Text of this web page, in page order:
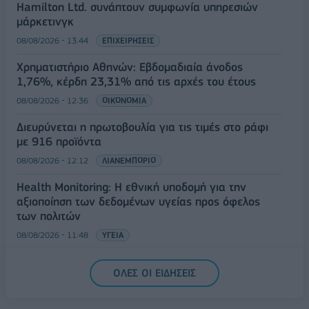
Hamilton Ltd. συνάπτουν συμφωνία υπηρεσιών
μάρκετινγκ
08/08/2026 - 13:44 ΕΠΙΧΕΙΡΗΣΕΙΣ
Χρηματιστήριο Αθηνών: Εβδομαδιαία άνοδος
1,76%, κέρδη 23,31% από τις αρχές του έτους
08/08/2026 - 12:36 ΟΙΚΟΝΟΜΙΑ
Διευρύνεται η πρωτοβουλία για τις τιμές στο ράφι
με 916 προϊόντα
08/08/2026 - 12:12 ΛΙΑΝΕΜΠΟΡΙΟ
Health Monitoring: Η εθνική υποδομή για την
αξιοποίηση των δεδομένων υγείας προς όφελος
των πολιτών
08/08/2026 - 11:48 ΥΓΕΙΑ
Ελληνική Αναπτυξιακή Τράπεζα: Με «προίκα» 2 δισ.
ευρώ ανοίγει δρόμο για δάνεια έως 5 δισ. σε
ΟΛΕΣ ΟΙ ΕΙΔΗΣΕΙΣ